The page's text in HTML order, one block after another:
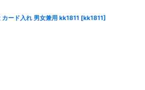
ード入れ 男女兼用 kk1811 [kk1811]